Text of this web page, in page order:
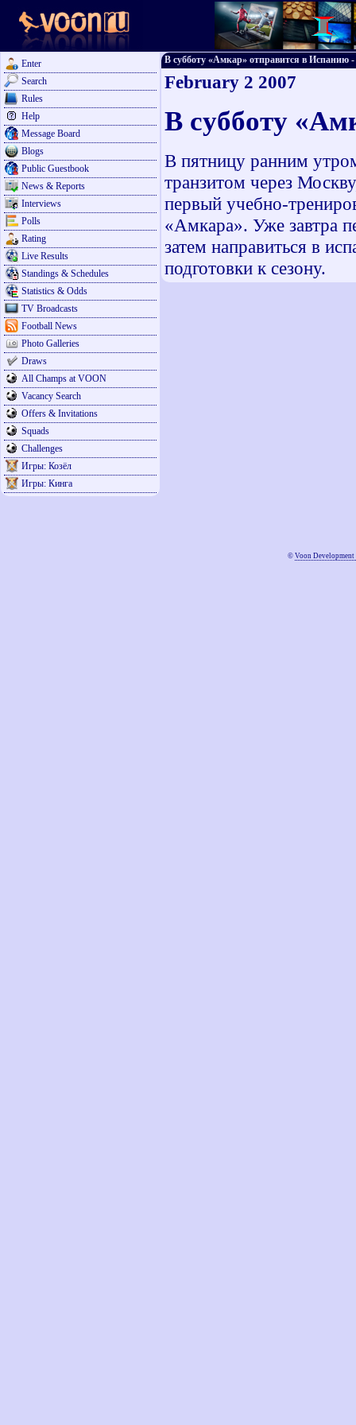
Enter
Search
Rules
Help
Message Board
Blogs
Public Guestbook
News & Reports
Interviews
Polls
Rating
Live Results
Standings & Schedules
Statistics & Odds
TV Broadcasts
Football News
Photo Galleries
Draws
All Champs at VOON
Vacancy Search
Offers & Invitations
Squads
Challenges
Игры: Козёл
Игры: Кинга
В субботу «Амкар» отправится в Испанию -
February 2 2007
В субботу
В пятницу ранним
транзитом через
первый учебно-
«Амкара». Уже завтра
затем направиться в
подготовки к сезону.
© Voon Development